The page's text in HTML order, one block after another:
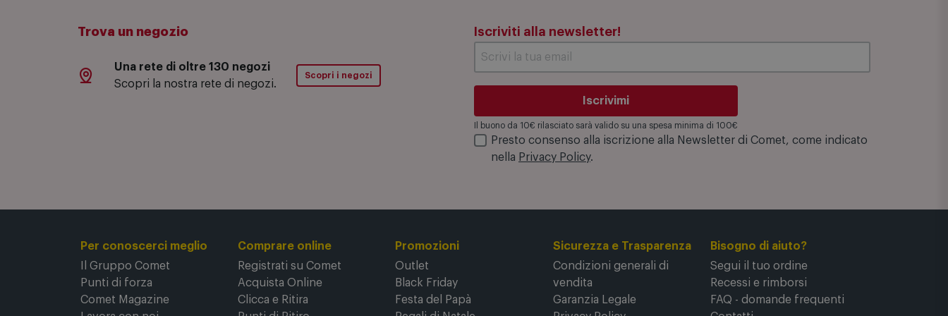
Trova un negozio
Una rete di oltre 130 negozi
Scopri la nostra rete di negozi.
Scopri i negozi
Iscriviti alla newsletter!
Iscrivimi
Il buono da 10€ rilasciato sarà valido su una spesa minima di 100€
Presto consenso alla iscrizione alla Newsletter di Comet, come indicato
nella Privacy Policy.
Per conoscerci meglio
Il Gruppo Comet
Punti di forza
Comet Magazine
Comprare online
Registrati su Comet
Acquista Online
Clicca e Ritira
Promozioni
Outlet
Black Friday
Festa del Papà
Sicurezza e Trasparenza
Condizioni generali di
vendita
Garanzia Legale
Bisogno di aiuto?
Segui il tuo ordine
Recessi e rimborsi
FAQ - domande frequenti